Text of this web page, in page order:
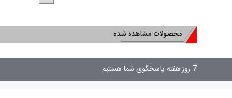
محصولات مشاهده شده
7 روز هفته پاسخگوی شما هستیم